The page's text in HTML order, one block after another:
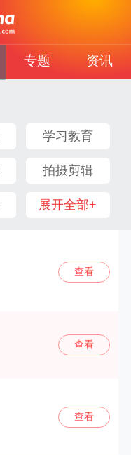
专题 资讯
学习教育
拍摄剪辑
展开全部+
查看
查看
查看